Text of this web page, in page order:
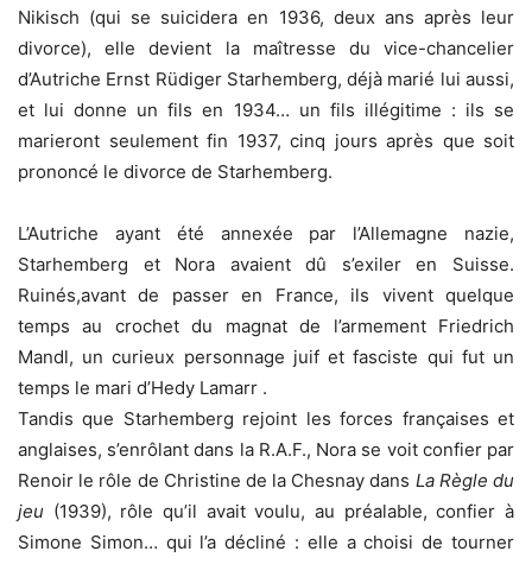
Nikisch (qui se suicidera en 1936, deux ans après leur
divorce), elle devient la maîtresse du vice-chancelier
d’Autriche Ernst Rüdiger Starhemberg, déjà marié lui aussi,
et lui donne un fils en 1934… un fils illégitime : ils se
marieront seulement fin 1937, cinq jours après que soit
prononcé le divorce de Starhemberg.
L’Autriche ayant été annexée par l’Allemagne nazie,
Starhemberg et Nora avaient dû s’exiler en Suisse.
Ruinés,avant de passer en France, ils vivent quelque
temps au crochet du magnat de l’armement Friedrich
Mandl, un curieux personnage juif et fasciste qui fut un
temps le mari d’Hedy Lamarr .
Tandis que Starhemberg rejoint les forces françaises et
anglaises, s’enrôlant dans la R.A.F., Nora se voit confier par
Renoir le rôle de Christine de la Chesnay dans La Règle du
jeu (1939), rôle qu’il avait voulu, au préalable, confier à
Simone Simon… qui l’a décliné : elle a choisi de tourner